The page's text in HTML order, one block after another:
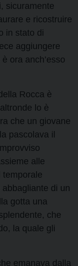
sicuramente
e ricostruire
in stato di
aggiungere
ora anch’esso
Rocca è
lo è
che un giovane
pascolava il
alle
temporale
di un
gotta una
che
la quale gli
emanava dalla